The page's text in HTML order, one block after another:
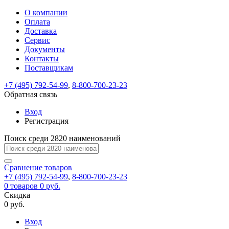
ВходРегистрация
Только
test@example.com
отправлена
по
ней
для
регистрации.
Ок
Только
Запомнить
меня
Забыли
Восстановление
пароля
Заполните
форму.
Мы
отправим
ссылку
на
указанный
электронный
адрес,
перейдя
по
которой
вы
новый
На
вашу
test@test.ru
отправлена
ссылка.
Перейдите
по
для
смены
пароля.
Введите
новый
пароль
Сменить
Пароль
успешно
Войти
Обратная
связь
Сообщение
пользовательского
соглашения
Ваше
сообщение
успешно
О компании
Оплата
Доставка
Сервис
Документы
Контакты
Поставщикам
+7 (495) 792-54-99, 8-800-700-23-23
Обратная связь
Вход
Регистрация
Поиск среди 2820 наименований
Сравнение товаров
+7 (495) 792-54-99, 8-800-700-23-23
0 товаров 0 руб.
Скидка
0 руб.
Вход